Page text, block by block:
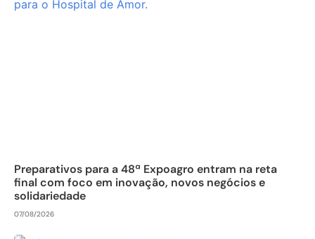
Preparativos para a 48ª Expoagro entram na reta
final com foco em inovação, novos negócios e
solidariedade
07/08/2026